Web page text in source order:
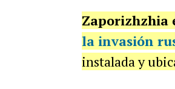
Zaporizhzhia
la invasión
instalada y